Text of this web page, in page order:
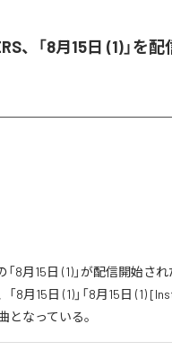
、「8月15日 (1)」を
「8月15日 (1)」が配信開始さ
8月15日 (1)」「8月15日 (1)
となっている。